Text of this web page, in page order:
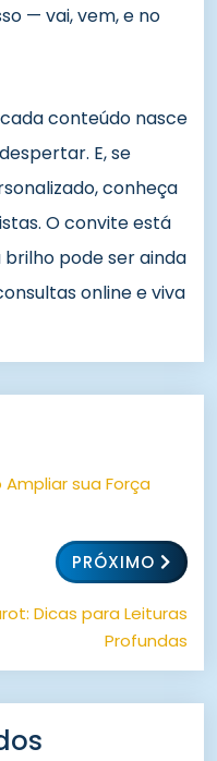
— vai, vem, e no
conteúdo nasce
E, se
conheça
O convite está
pode ser ainda
online e viva
sua Força
PRÓXIMO
Dicas para Leituras
Profundas